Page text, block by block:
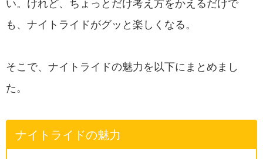
い。けれど、ちょっとだけ考え方をかえるだけで
も、ナイトライドがグッと楽しくなる。
そこで、ナイトライドの魅力を以下にまとめまし
た。
ナイトライドの魅力